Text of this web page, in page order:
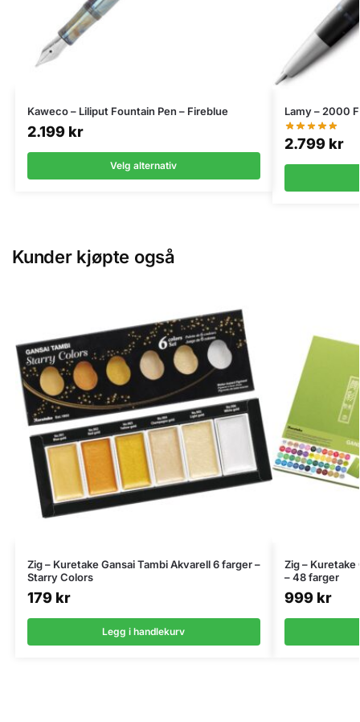
Kaweco – Liliput Fountain Pen – Fireblue
2.199 kr
Velg alternativ
Lamy – 2000
2.799 kr
Kunder kjøpte også
Zig – Kuretake Gansai Tambi Akvarell 6 farger –
Starry Colors
179 kr
Legg i handlekurv
Zig – Kuretake
– 48 farger
999 kr